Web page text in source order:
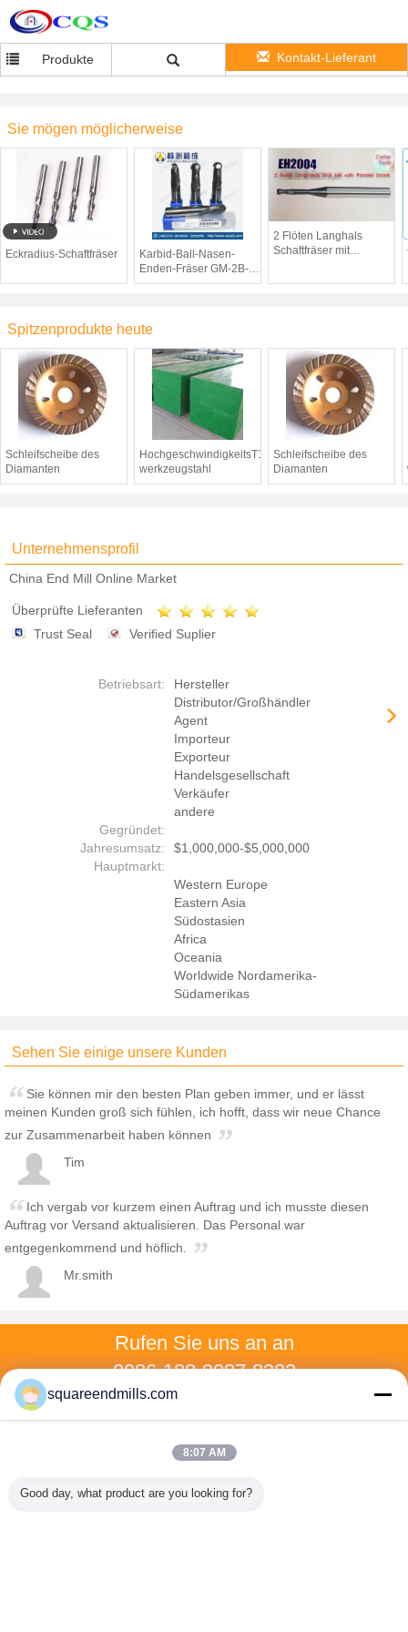
Produkte Kontakt-Lieferant
Sie mögen möglicherweise
Eckradius-Schaftfräser
Karbid-Ball-Nasen-
Enden-Fräser GM-2B-
R6.0 ZCCCT-hoher
2 Flöten Langhals
Schaftfräser mit
Spitzenprodukte heute
Schleifscheibe des
Diamanten
HochgeschwindigkeitsT1
werkzeugstahl
Schleifscheibe des
Diamanten
Unternehmensprofil
China End Mill Online Market
Überprüfte Lieferanten
Trust Seal
Verified Suplier
Betriebsart:
Hersteller
Distributor/Großhändler
Agent
Importeur
Exporteur
Handelsgesellschaft
Verkäufer
andere
Gegründet:
Jahresumsatz:
$1,000,000-$5,000,000
Hauptmarkt:
Western Europe
Eastern Asia
Südostasien
Africa
Oceania
Worldwide Nordamerika-
Südamerikas
Sehen Sie einige unsere Kunden
Sie können mir den besten Plan geben immer, und er lässt
meinen Kunden groß sich fühlen, ich hofft, dass wir neue Chance
zur Zusammenarbeit haben können
Tim
Ich vergab vor kurzem einen Auftrag und ich musste diesen
Auftrag vor Versand aktualisieren. Das Personal war
entgegenkommend und höflich.
Mr.smith
Rufen Sie uns an an
0086-188-9087-8382
Alle Produkte
squareendmills.com
8:07 AM
Good day, what product are you looking for?